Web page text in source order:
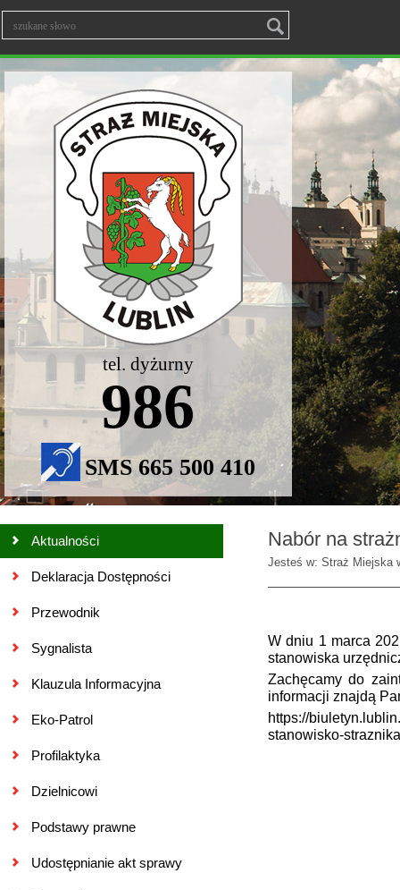
tel. dyżurny
986
SMS 665 500 410
Aktualności
Deklaracja Dostępności
Przewodnik
Sygnalista
Klauzula Informacyjna
Eko-Patrol
Profilaktyka
Dzielnicowi
Podstawy prawne
Udostępnianie akt sprawy
Nabór na
Jesteś w: Straż Miejska
W dniu 1 marca
stanowiska
Zachęcamy do
informacji znajdą
https://
stanowisko-